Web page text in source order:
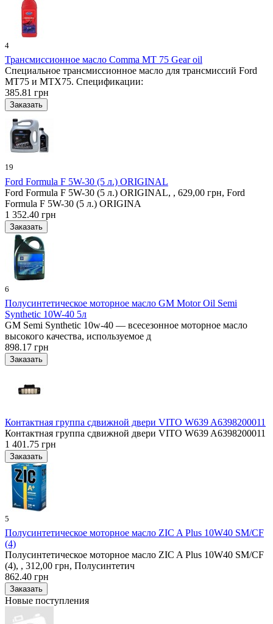
4
Трансмиссионное масло Comma MT 75 Gear oil
Специальное трансмиссионное масло для трансмиссий Ford
MT75 и MTX75. Спецификации:
385.81 грн
19
Ford Formula F 5W-30 (5 л.) ORIGINAL
Ford Formula F 5W-30 (5 л.) ORIGINAL, , 629,00 грн, Ford
Formula F 5W-30 (5 л.) ORIGINA
1 352.40 грн
6
Полусинтетическое моторное масло GM Motor Oil Semi
Synthetic 10W-40 5л
GM Semi Synthetic 10w-40 — всесезонное моторное масло
высокого качества, используемое д
898.17 грн
Контактная группа сдвижной двери VITO W639 A6398200011
Контактная группа сдвижной двери VITO W639 A6398200011
1 401.75 грн
5
Полусинтетическое моторное масло ZIC A Plus 10W40 SM/CF
(4)
Полусинтетическое моторное масло ZIC A Plus 10W40 SM/CF
(4), , 312,00 грн, Полусинтетич
862.40 грн
Новые поступления